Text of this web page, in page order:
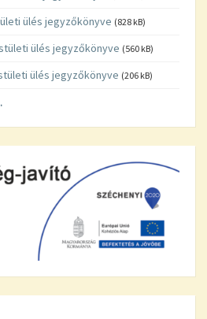
ülés jegyzőkönyve (828 kB)
ülés jegyzőkönyve (560 kB)
ülés jegyzőkönyve (206 kB)